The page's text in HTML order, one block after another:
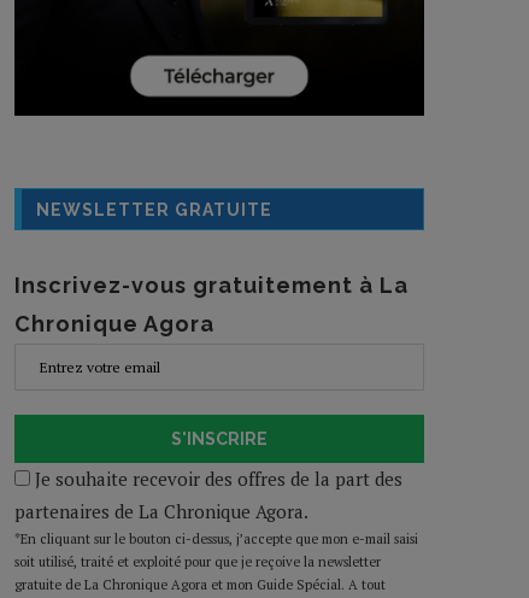
NEWSLETTER GRATUITE
Inscrivez-vous gratuitement à La
Chronique Agora
S'INSCRIRE
Je souhaite recevoir des offres de la part des
partenaires de La Chronique Agora.
*En cliquant sur le bouton ci-dessus, j’accepte que mon e-mail saisi
soit utilisé, traité et exploité pour que je reçoive la newsletter
gratuite de La Chronique Agora et mon Guide Spécial. A tout